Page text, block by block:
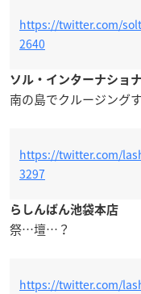
https://twitter.com/
2640
ソル・インターナショ
南の島でクルージング
https://twitter.com/
3297
らしんばん池袋本店
祭…壇…？
https://twitter.com/